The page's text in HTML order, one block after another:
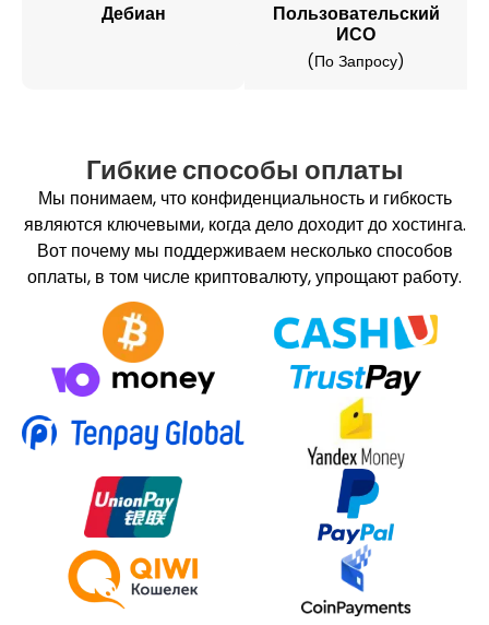
Дебиан
Пользовательский
ИСО
(по Запросу)
Гибкие способы оплаты
Мы понимаем, что конфиденциальность и гибкость
являются ключевыми, когда дело доходит до хостинга.
Вот почему мы поддерживаем несколько способов
оплаты, в том числе криптовалюту, упрощают работу.